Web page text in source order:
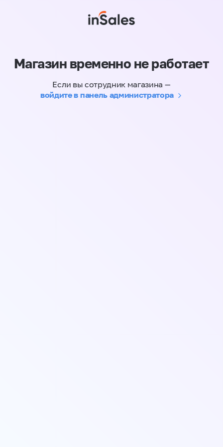
Магазин временно не работает
Если вы сотрудник магазина —
войдите в панель администратора